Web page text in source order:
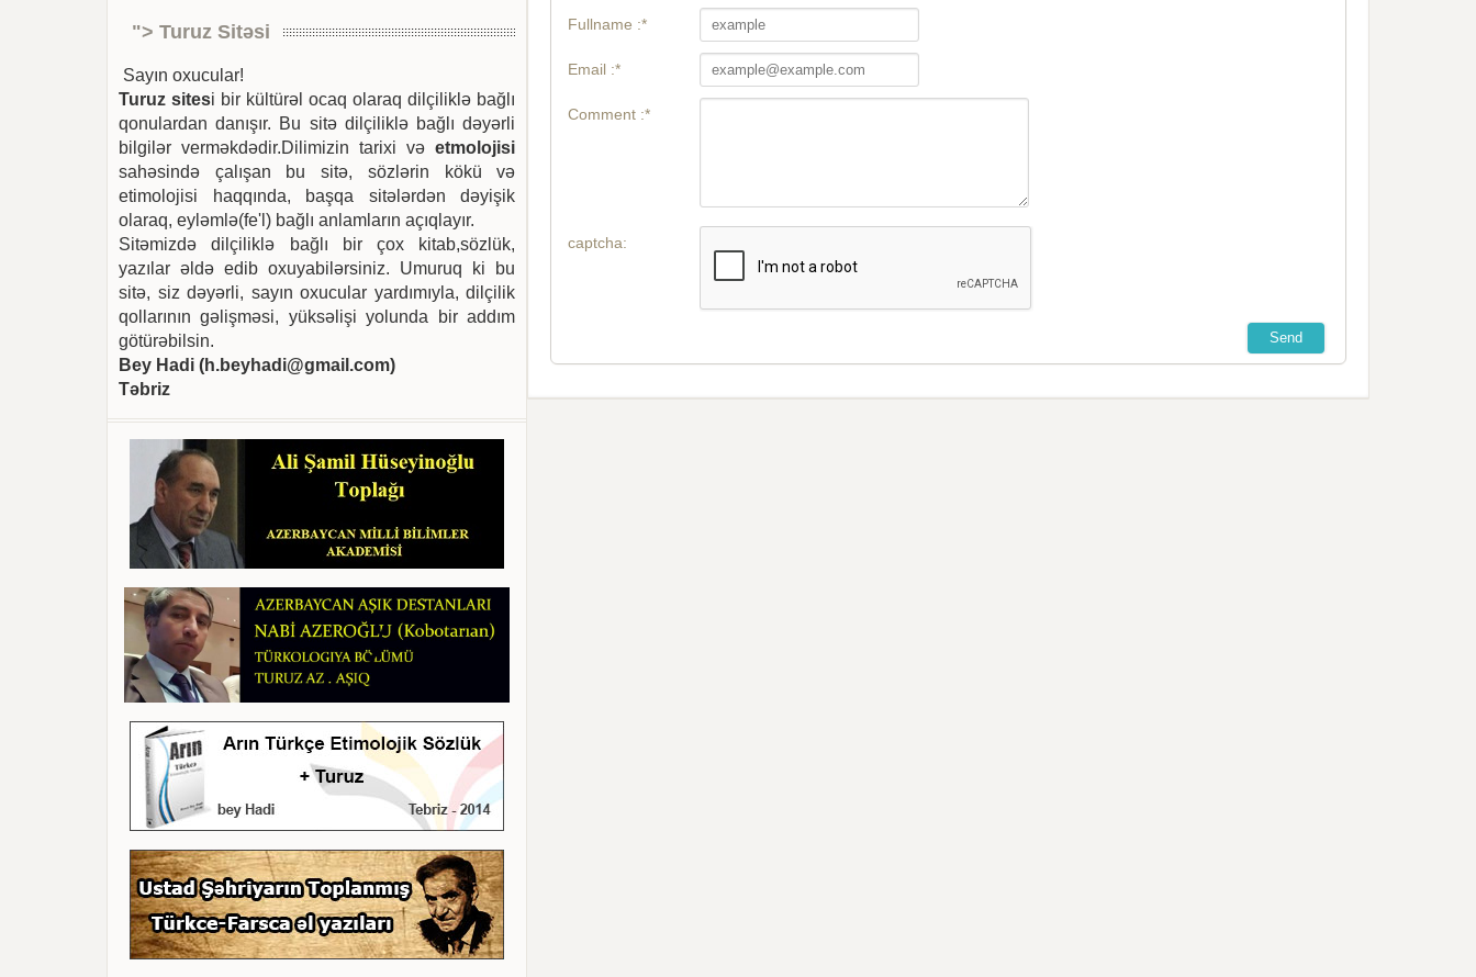
Fullname :*
Email :*
Comment :*
captcha:
"> Turuz Sitəsi
Sayın oxucular!
Turuz sitesi bir kültürəl ocaq olaraq dilçiliklə bağlı
qonulardan danışır. Bu sitə dilçiliklə bağlı dəyərli
bilgilər verməkdədir.Dilimizin tarixi vəetmolojisi
sahəsində çalışan bu sitə, sözlərin kökü və
etimolojisi haqqında, başqa sitələrdən dəyişik
olaraq, eyləmlə(fe'l) bağlı anlamların açıqlayır.
Sitəmizdə dilçiliklə bağlı bir çox kitab,sözlük,
yazılar əldə edib oxuyabilərsiniz. Umuruq ki bu
sitə, siz dəyərli, sayın oxucular yardımıyla, dilçilik
qollarının gəlişməsi, yüksəlişi yolunda bir addım
götürəbilsin.
Bey Hadi (h.beyhadi@gmail.com)
Təbriz